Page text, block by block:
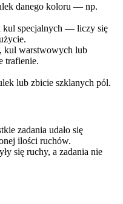
danego koloru — np.
kul specjalnych — liczy się
kul warstwowych lub
trafienie.
lub zbicie szklanych pól.
zadania udało się
ilości ruchów.
się ruchy, a zadania nie